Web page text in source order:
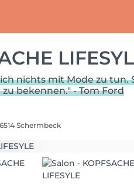
nichts mit Mode zu tun.
bekennen." - Tom Ford
Schermbeck